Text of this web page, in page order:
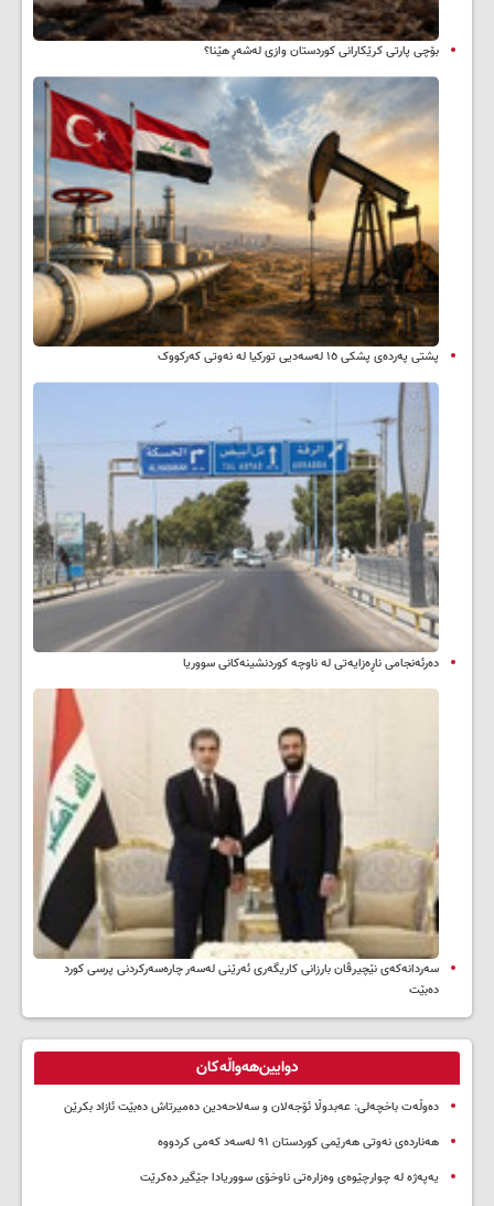
بۆچی پارتی کرێکارانی کوردستان وازی لەشەڕ هێنا؟
پشتی پەردەی پشکی ١٥ لەسەدیی تورکیا لە نەوتی کەرکووک
دەرئەنجامی ناڕەزایەتی لە ناوچە کوردنشینەکانی سووریا
سه‌ردانه‌کەی نێچیرڤان بارزانی كاریگه‌ری ئه‌رێنی له‌سه‌ر چاره‌سه‌ركردنی پرسی كورد
ده‌بێت
دوایین‌هەواڵەکان
دەوڵەت باخچەلی: عەبدوڵا ئۆجەلان و سەلاحەدین دەمیرتاش دەبێت ئازاد بکرێن
هەناردەی نەوتی هەرێمی کوردستان ۹۱ لەسەد کەمی کردووە
یەپەژە لە چوارچێوەی وەزارەتی ناوخۆی سووریادا جێگیر دەکرێت